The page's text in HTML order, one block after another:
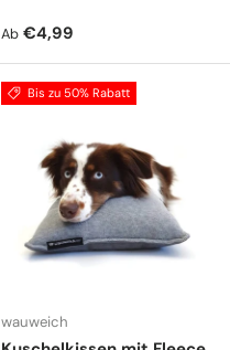
Normaler Preis
Ab €4,99
Bis zu 50% Rabatt
wauweich